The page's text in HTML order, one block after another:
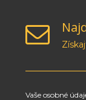
Vaše osobné